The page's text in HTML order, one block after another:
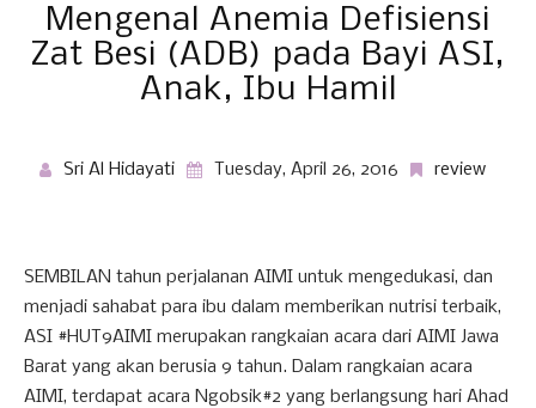
Mengenal Anemia Defisiensi
Zat Besi (ADB) pada Bayi ASI,
Anak, Ibu Hamil
Sri Al Hidayati Tuesday, April 26, 2016 review
SEMBILAN tahun perjalanan AIMI untuk mengedukasi, dan
menjadi sahabat para ibu dalam memberikan nutrisi terbaik,
ASI #HUT9AIMI merupakan rangkaian acara dari AIMI Jawa
Barat yang akan berusia 9 tahun. Dalam rangkaian acara
AIMI, terdapat acara Ngobsik#2 yang berlangsung hari Ahad